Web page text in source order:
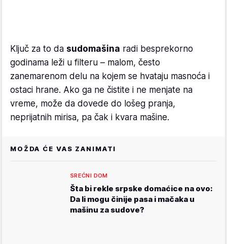
Ključ za to da sudomašina radi besprekorno
godinama leži u filteru – malom, često
zanemarenom delu na kojem se hvataju masnoća i
ostaci hrane. Ako ga ne čistite i ne menjate na
vreme, može da dovede do lošeg pranja,
neprijatnih mirisa, pa čak i kvara mašine.
MOŽDA ĆE VAS ZANIMATI
SREĆNI DOM
Šta bi rekle srpske domaćice na ovo:
Da li mogu činije pasa i mačaka u
mašinu za sudove?